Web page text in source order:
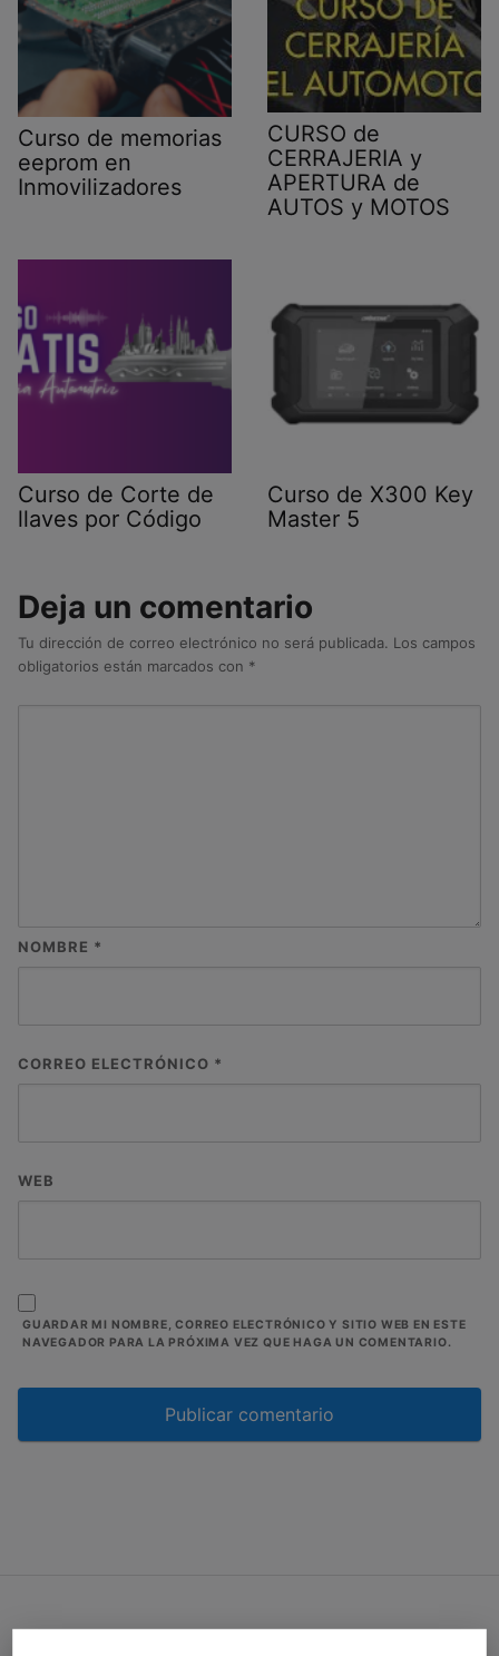
Curso de memorias
eeprom en
Inmovilizadores
CURSO de
CERRAJERIA y
APERTURA de
AUTOS y MOTOS
Curso de Corte de
llaves por Código
Curso de X300 Key
Master 5
Deja un comentario
Tu dirección de correo electrónico no será publicada. Los campos
obligatorios están marcados con *
NOMBRE *
CORREO ELECTRÓNICO *
WEB
GUARDAR MI NOMBRE, CORREO ELECTRÓNICO Y SITIO WEB EN ESTE
NAVEGADOR PARA LA PRÓXIMA VEZ QUE HAGA UN COMENTARIO.